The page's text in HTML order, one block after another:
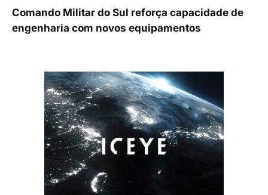
Comando Militar do Sul reforça capacidade de
engenharia com novos equipamentos